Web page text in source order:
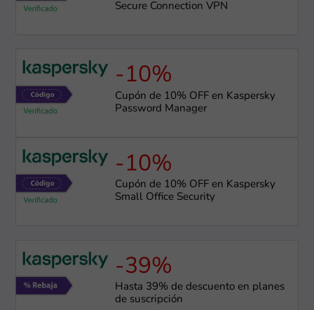
Secure Connection VPN
-10%
Cupón de 10% OFF en Kaspersky
Password Manager
-10%
Cupón de 10% OFF en Kaspersky
Small Office Security
-39%
Hasta 39% de descuento en planes
de suscripción